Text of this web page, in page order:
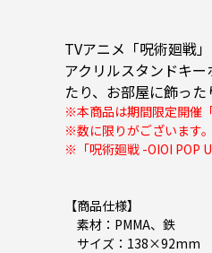
TVアニメ「呪術廻戦
アクリルスタンドキ
たり、お部屋に飾っ
※本商品は期間限定開催
※数に限りがございます
※「呪術廻戦 -OIOI POP
【商品仕様】
素材：PMMA、鉄
サイズ：138×92mm